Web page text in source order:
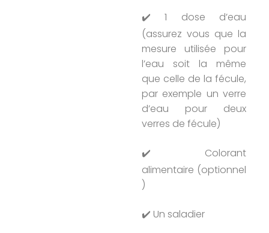
✔️ 1 dose d’eau
(assurez vous que la
mesure utilisée pour
l’eau soit la même
que celle de la fécule,
par exemple un verre
d’eau pour deux
verres de fécule)
✔️ Colorant
alimentaire (optionnel
)
✔️ Un saladier